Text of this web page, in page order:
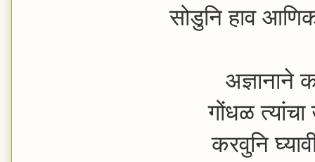
सोडुनि हाव
अज्ञानाने
गोंधळ
करवुनि